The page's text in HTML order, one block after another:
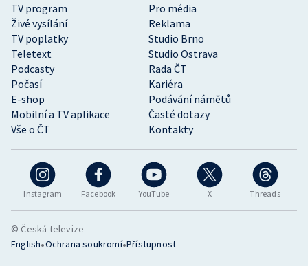
Instagram Facebook YouTube X Threads
TV program
Pro média
Živé vysílání
Reklama
TV poplatky
Studio Brno
Teletext
Studio Ostrava
Podcasty
Rada ČT
Počasí
Kariéra
E-shop
Podávání námětů
Mobilní a TV aplikace
Časté dotazy
Vše o ČT
Kontakty
© Česká televize
English•Ochrana soukromí•Přístupnost